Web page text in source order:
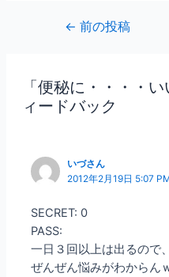
← 前の投稿
「便秘に・・・・
ィードバック
いづさん
2012年2月19日 5:07
SECRET: 0
PASS:
一日３回以上は出るので、
ぜんぜん悩みがわからん